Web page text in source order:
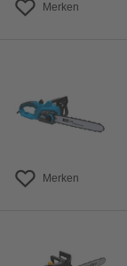
Merken
Merken